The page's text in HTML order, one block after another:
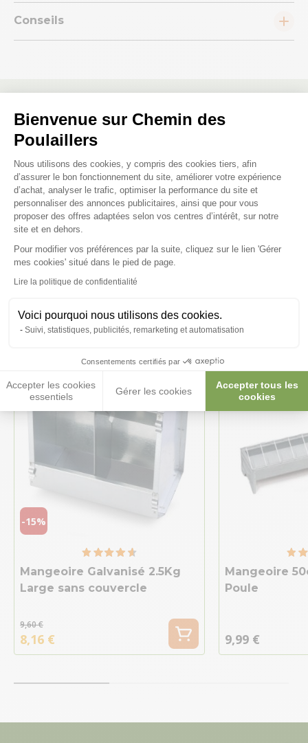
Bienvenue sur Chemin des
Poulaillers
Plateforme de Gestion du
Nous utilisons des cookies, y compris des cookies tiers, afin
d’assurer le bon fonctionnement du site, améliorer votre expérience
d’achat, analyser le trafic, optimiser la performance du site et
personnaliser des annonces publicitaires, ainsi que pour vous
proposer des offres adaptées selon vos centres d’intérêt, sur notre
site et en dehors.
Pour modifier vos préférences par la suite, cliquez sur le lien 'Gérer
mes cookies' situé dans le pied de page.
Lire la politique de confidentialité
Voici pourquoi nous utilisons des cookies.
Suivi, statistiques, publicités, remarketing et automatisation
Consentements certifiés par
Accepter les cookies
essentiels
Gérer les cookies
Accepter tous les
cookies
Axeptio consent
Conseils
Nous répondons à toutes vos
Posez-nous vos questions
Ces produits peuvent vous
intéresser
-15%
Mangeoire Galvanisé 2.5Kg
Large sans couvercle
9,60 €
8,16 €
Mangeoire
Poule
9,99 €